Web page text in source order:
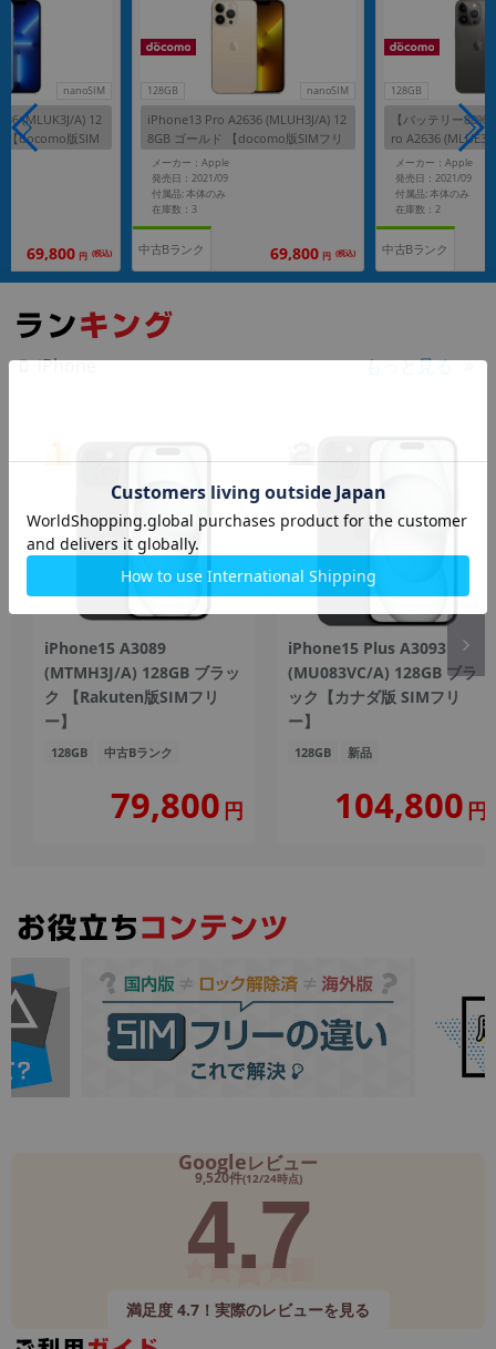
nanoSIM
(MLUK3J/A) 12
【docomo版SIM
69,800 円 (税込)
128GB nanoSIM
iPhone13 Pro A2636 (MLUH3J/A) 12
8GB ゴールド 【docomo版SIMフリ
ー】
メーカー：Apple
発売日：2021/09
付属品: 本体のみ
在庫数：3
中古Bランク 69,800 円 (税込)
128GB
【バッテリー
ro A2636
ァイト 【
メーカー：Apple
発売日：2021/09
付属品: 本体のみ
在庫数：2
中古Bランク
iPhone もっと見る
iPhone15 A3089
(MTMH3J/A) 128GB ブラッ
ク 【Rakuten版SIMフリ
ー】
128GB 中古Bランク
79,800 円
iPhone15 Plus A3093
(MU083VC/A) 128GB ブラ
ック【カナダ版 SIMフリ
ー】
128GB 新品
104,800 円
Googleレビュー
9,520件(12/24時点)
4.7
満足度 4.7！実際のレビューを見る